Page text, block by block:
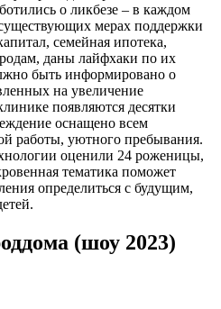
о ликбезе – в каждом
мерах поддержки
семейная ипотека,
даны лайфхаки по их
быть информировано о
на увеличение
появляются десятки
оснащено всем
работы, уютного пребывания.
оценили 24 роженицы,
тематика поможет
определиться с будущим,
(шоу 2023)